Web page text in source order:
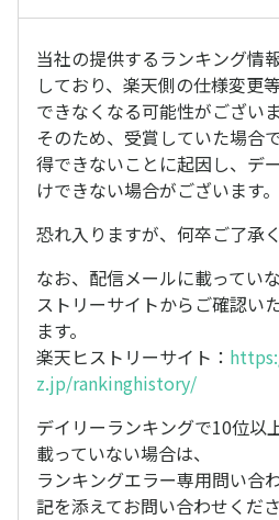
当社の提供するランキング情
しており、楽天側の仕様変更
できなくなる可能性がございま
そのため、受賞していた場合
得できないことに起因し、デ
けできない場合がございます。
恐れ入りますが、何卒ご了承
なお、配信メールに載ってい
ストリーサイトからご確認い
ます。
楽天ヒストリーサイト：
z.jp/rankinghistory/
デイリーランキングで10位以
載っていない場合は、
ランキングエラー専用問い合
記を添えてお問い合わせくださ